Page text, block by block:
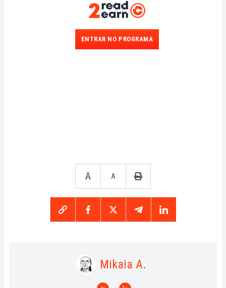
ENTRAR NO PROGRAMA
A A
Mikaia A.